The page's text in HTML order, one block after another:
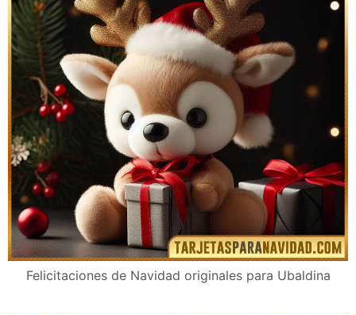
Felicitaciones de Navidad originales para Ubaldina